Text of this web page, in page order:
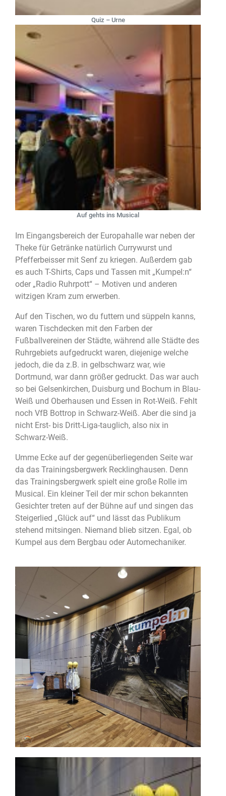
Quiz – Urne
Auf gehts ins Musical
Im Eingangsbereich der Europahalle war neben der
Theke für Getränke natürlich Currywurst und
Pfefferbeisser mit Senf zu kriegen. Außerdem gab
es auch T-Shirts, Caps und Tassen mit „Kumpel:n“
oder „Radio Ruhrpott“ – Motiven und anderen
witzigen Kram zum erwerben.
Auf den Tischen, wo du futtern und süppeln kanns,
waren Tischdecken mit den Farben der
Fußballvereinen der Städte, während alle Städte des
Ruhrgebiets aufgedruckt waren, diejenige welche
jedoch, die da z.B. in gelbschwarz war, wie
Dortmund, war dann größer gedruckt. Das war auch
so bei Gelsenkirchen, Duisburg und Bochum in Blau-
Weiß und Oberhausen und Essen in Rot-Weiß. Fehlt
noch VfB Bottrop in Schwarz-Weiß. Aber die sind ja
nicht Erst- bis Dritt-Liga-tauglich, also nix in
Schwarz-Weiß.
Umme Ecke auf der gegenüberliegenden Seite war
da das Trainingsbergwerk Recklinghausen. Denn
das Trainingsbergwerk spielt eine große Rolle im
Musical. Ein kleiner Teil der mir schon bekannten
Gesichter treten auf der Bühne auf und singen das
Steigerlied „Glück auf“ und lässt das Publikum
stehend mitsingen. Niemand blieb sitzen. Egal, ob
Kumpel aus dem Bergbau oder Automechaniker.